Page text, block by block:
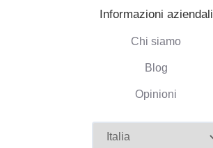
Informazioni aziendali
Chi siamo
Blog
Opinioni